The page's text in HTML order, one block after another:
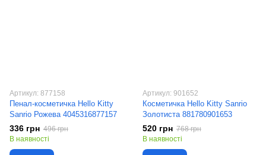
Артикул: 877158
Пенал-косметичка Hello Kitty
Sanrio Рожева 4045316877157
336 грн 496 грн
В наявності
Артикул: 901652
Косметичка Hello Kitty Sanrio
Золотиста 881780901653
520 грн 768 грн
В наявності